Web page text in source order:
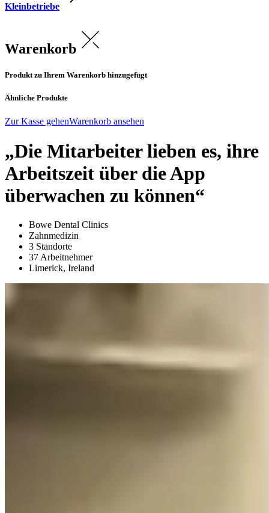
Kleinbetriebe
Warenkorb
Produkt zu Ihrem Warenkorb hinzugefügt
Ähnliche Produkte
Zur Kasse gehenWarenkorb ansehen
„Die Mitarbeiter lieben es, ihre
Arbeitszeit über die App
überwachen zu können“
Bowe Dental Clinics
Zahnmedizin
3 Standorte
37 Arbeitnehmer
Limerick, Ireland